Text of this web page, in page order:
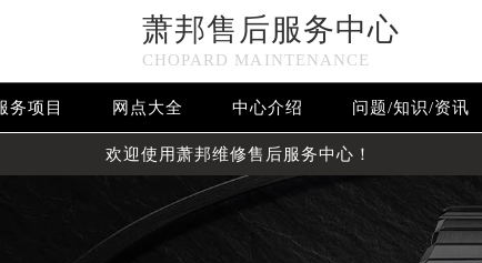
萧邦售后服务中心
CHOPARD MAINTENANCE
务项目 网点大全 中心介绍 问题/知识/资讯
欢迎使用萧邦维修售后服务中心！